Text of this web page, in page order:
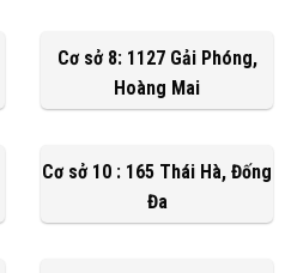
Cơ sở 8: 1127 Gải Phóng,
Hoàng Mai
Cơ sở 10 : 165 Thái Hà, Đống
Đa